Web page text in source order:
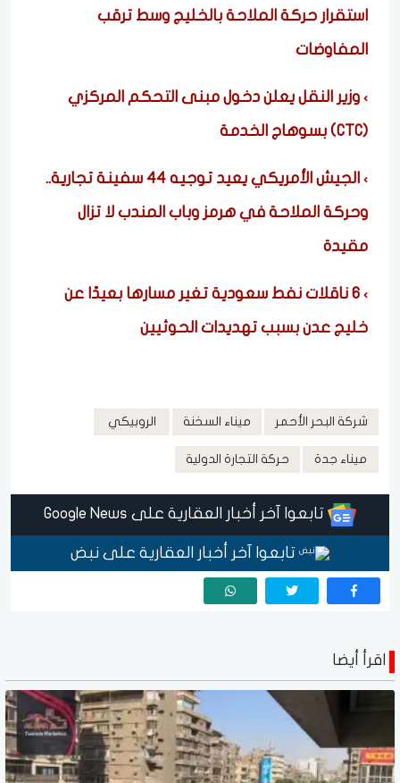
استقرار حركة الملاحة بالخليج وسط ترقب
المفاوضات
وزير النقل يعلن دخول مبنى التحكم المركزي
(CTC) بسوهاج الخدمة
الجيش الأمريكي يعيد توجيه 44 سفينة تجارية..
وحركة الملاحة في هرمز وباب المندب لا تزال
مقيدة
6 ناقلات نفط سعودية تغير مسارها بعيدًا عن
خليج عدن بسبب تهديدات الحوثيين
شركة البحر الأحمر ميناء السخنة الروبيكي
ميناء جدة حركة التجارة الدولية
تابعوا آخر أخبار العقارية على Google News
تابعوا آخر أخبار العقارية على نبض
اقرأ أيضا